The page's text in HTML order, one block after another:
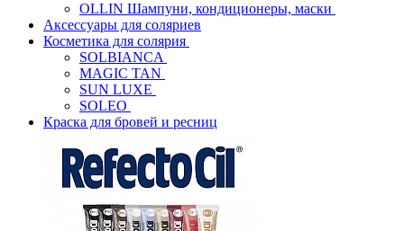
OLLIN Шампуни, кондиционеры, маски
Аксессуары для соляриев
Косметика для солярия
SOLBIANCA
MAGIC TAN
SUN LUXE
SOLEO
Краска для бровей и ресниц